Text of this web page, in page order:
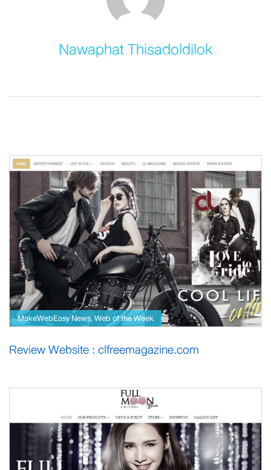
Nawaphat Thisadoldilok
MakeWebEasy News,Web of the Week
Review Website : clfreemagazine.com